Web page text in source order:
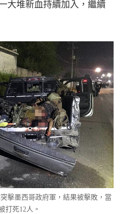
大堆新血持續加入，繼續
擊墨西哥政府軍，結果被擊敗，當
打死12人。